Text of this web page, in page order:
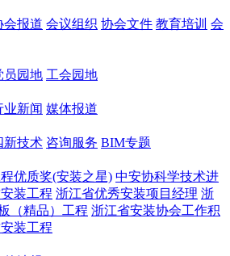
会报道 会议组织 协会文件 教育培训 会
员园地 工会园地
业新闻 媒体报道
新技术 咨询服务 BIM专题
优质奖(安装之星) 中安协科学技术进
装工程 浙江省优秀安装项目经理 浙
（精品）工程 浙江省安装协会工作积
装工程